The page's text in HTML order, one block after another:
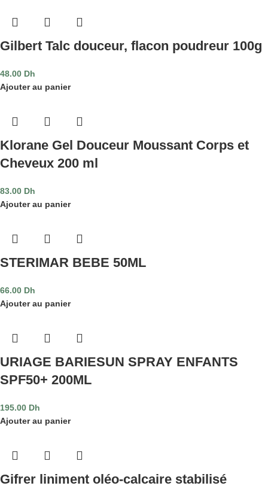
Gilbert Talc douceur, flacon poudreur 100g
48.00 Dh
Ajouter au panier
Klorane Gel Douceur Moussant Corps et
Cheveux 200 ml
83.00 Dh
Ajouter au panier
STERIMAR BEBE 50ML
66.00 Dh
Ajouter au panier
URIAGE BARIESUN SPRAY ENFANTS
SPF50+ 200ML
195.00 Dh
Ajouter au panier
Gifrer liniment oléo-calcaire stabilisé